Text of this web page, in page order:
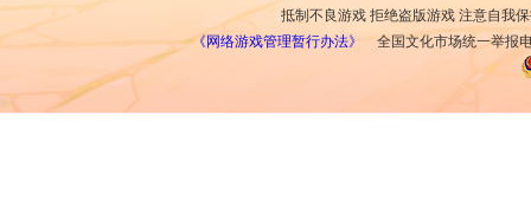
抵制不良游戏 拒绝盗版游戏 注意自我
《网络游戏管理暂行办法》
全国文化市场统一举报